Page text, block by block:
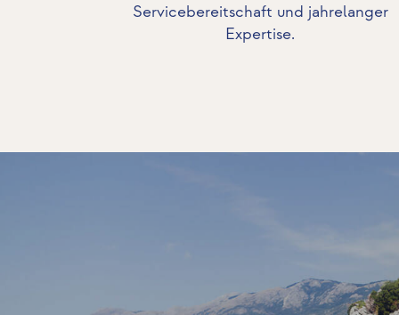
Servicebereitschaft und jahrelanger
Expertise.